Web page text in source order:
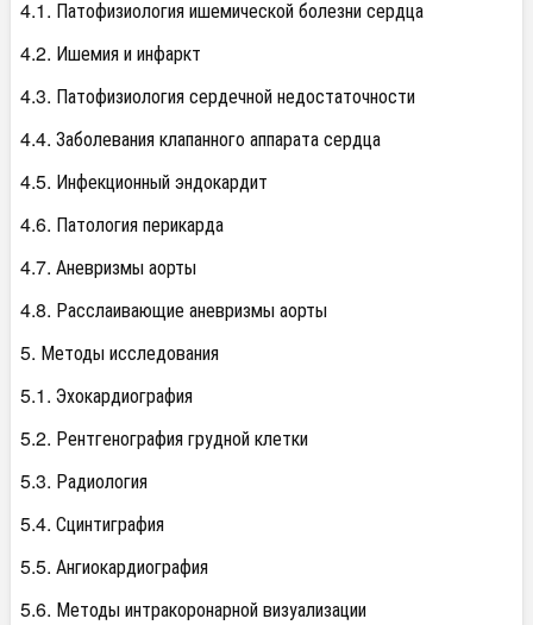
4.1. Патофизиология ишемической болезни сердца
4.2. Ишемия и инфаркт
4.3. Патофизиология сердечной недостаточности
4.4. Заболевания клапанного аппарата сердца
4.5. Инфекционный эндокардит
4.6. Патология перикарда
4.7. Аневризмы аорты
4.8. Расслаивающие аневризмы аорты
5. Методы исследования
5.1. Эхокардиография
5.2. Рентгенография грудной клетки
5.3. Радиология
5.4. Сцинтиграфия
5.5. Ангиокардиография
5.6. Методы интракоронарной визуализации